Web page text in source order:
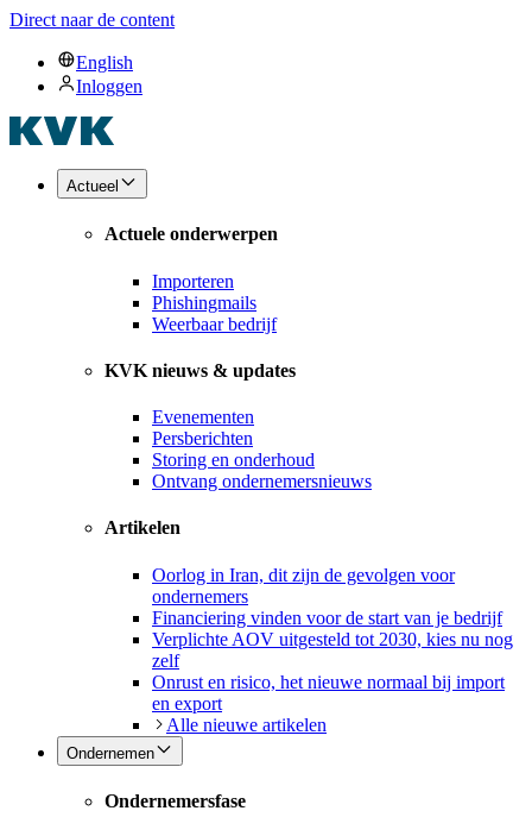
Direct naar de content
English
Inloggen
Actueel
Actuele onderwerpen
Importeren
Phishingmails
Weerbaar bedrijf
KVK nieuws & updates
Evenementen
Persberichten
Storing en onderhoud
Ontvang ondernemersnieuws
Artikelen
Oorlog in Iran, dit zijn de gevolgen voor
ondernemers
Financiering vinden voor de start van je bedrijf
Verplichte AOV uitgesteld tot 2030, kies nu nog
zelf
Onrust en risico, het nieuwe normaal bij import
en export
Alle nieuwe artikelen
Ondernemen
Ondernemersfase